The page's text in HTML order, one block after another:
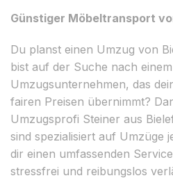
Günstiger Möbeltransport
Du planst einen Umzug von
bist auf der Suche nach
Umzugsunternehmen, das
fairen Preisen übernimmt?
Umzugsprofi Steiner aus
sind spezialisiert auf Umzüge
dir einen umfassenden
stressfrei und reibungslos